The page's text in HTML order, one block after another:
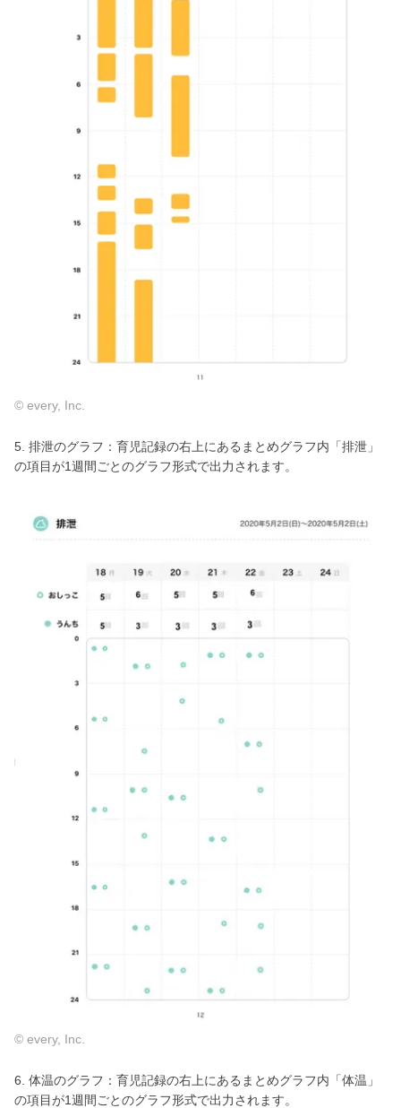
© every, Inc.
5. 排泄のグラフ：育児記録の右上にあるまとめグラフ内「排泄」
の項目が1週間ごとのグラフ形式で出力されます。
© every, Inc.
6. 体温のグラフ：育児記録の右上にあるまとめグラフ内「体温」
の項目が1週間ごとのグラフ形式で出力されます。